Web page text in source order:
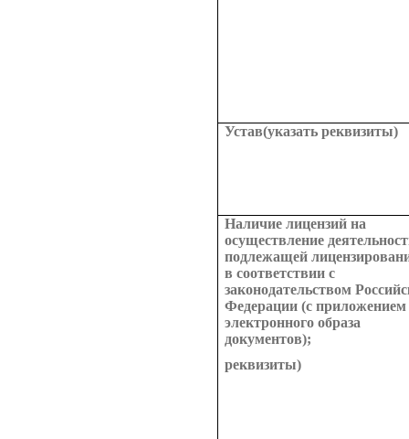
Устав(указать реквизиты)
Наличие лицензий на
осуществление
подлежащей
в соответствии с
законодательством
Федерации (с приложением
электронного образа
документов);
реквизиты)